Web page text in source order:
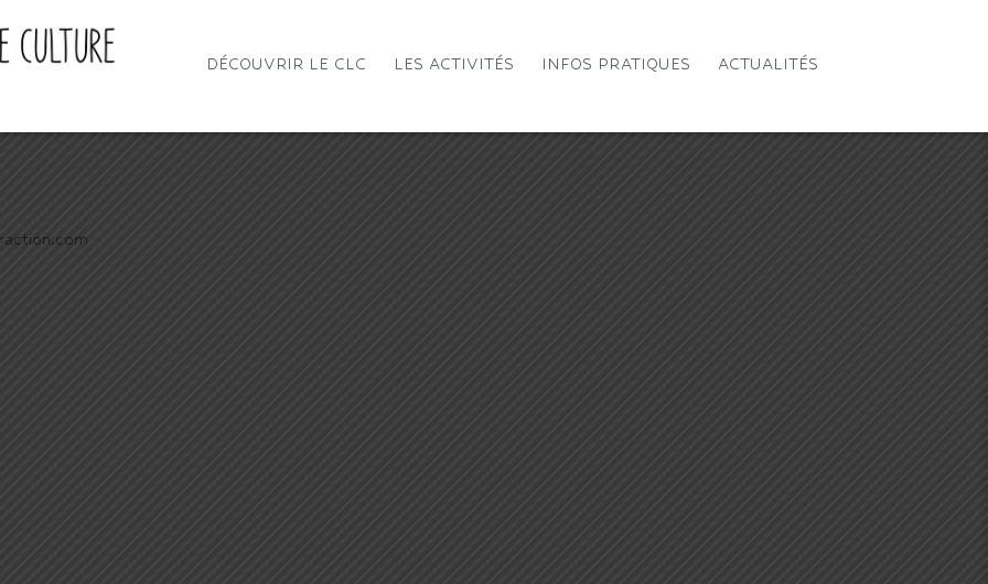
DÉCOUVRIR LE CLC LES ACTIVITÉS INFOS PRATIQUES ACTUALITÉS